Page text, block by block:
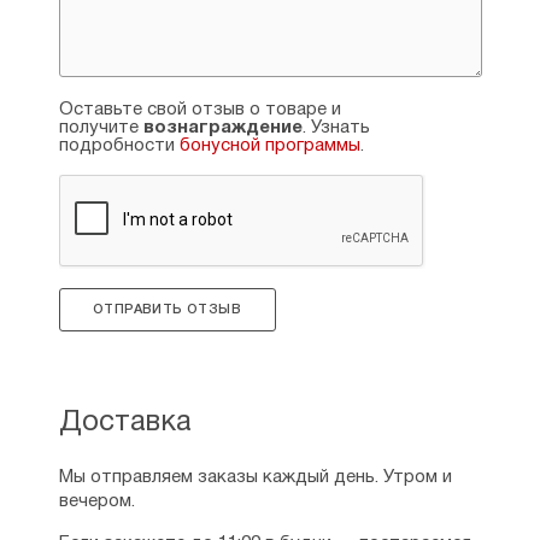
Оставьте свой отзыв о товаре и
получите вознаграждение. Узнать
подробности бонусной программы.
ОТПРАВИТЬ ОТЗЫВ
Доставка
Мы отправляем заказы каждый день. Утром и
вечером.